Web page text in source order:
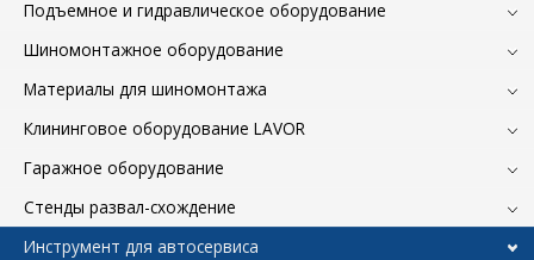
Подъемное и гидравлическое оборудование
Шиномонтажное оборудование
Материалы для шиномонтажа
Клининговое оборудование LAVOR
Гаражное оборудование
Стенды развал-схождение
Инструмент для автосервиса